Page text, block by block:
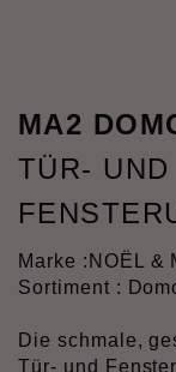
MA2
TÜR- UND
Marke : NOËL &
Sortiment :
Die schmale,
Tür- und